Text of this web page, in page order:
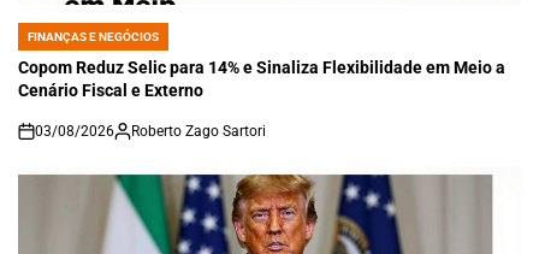
POSTED
IN
FINANÇAS E NEGÓCIOS
Copom Reduz Selic para 14% e Sinaliza Flexibilidade em Meio a
Cenário Fiscal e Externo
on
03/08/2026 Roberto Zago Sartori